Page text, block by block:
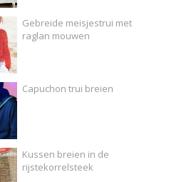
Gebreide meisjestrui met
raglan mouwen
Capuchon trui breien
Kussen breien in de
rijstekorrelsteek